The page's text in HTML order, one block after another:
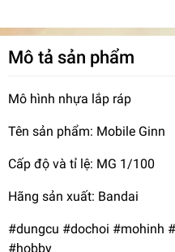
Mô tả sản phẩm
Mô hình nhựa lắp ráp
Tên sản phẩm: Mobile Ginn
Cấp độ và tỉ lệ: MG 1/100
Hãng sản xuất: Bandai
#dungcu #dochoi #mohinh
#hobby